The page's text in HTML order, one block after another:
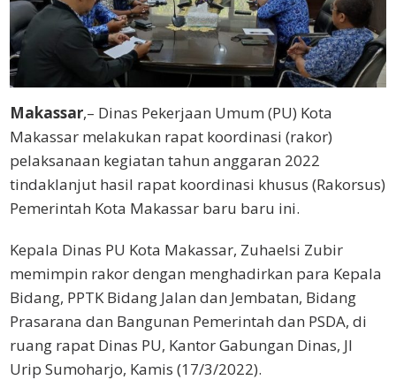
Makassar,– Dinas Pekerjaan Umum (PU) Kota
Makassar melakukan rapat koordinasi (rakor)
pelaksanaan kegiatan tahun anggaran 2022
tindaklanjut hasil rapat koordinasi khusus (Rakorsus)
Pemerintah Kota Makassar baru baru ini.
Kepala Dinas PU Kota Makassar, Zuhaelsi Zubir
memimpin rakor dengan menghadirkan para Kepala
Bidang, PPTK Bidang Jalan dan Jembatan, Bidang
Prasarana dan Bangunan Pemerintah dan PSDA, di
ruang rapat Dinas PU, Kantor Gabungan Dinas, Jl
Urip Sumoharjo, Kamis (17/3/2022).